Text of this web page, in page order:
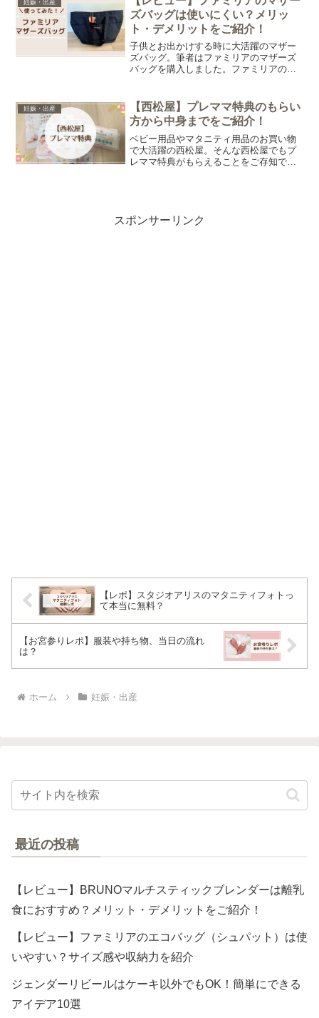
妊娠・出産
ズバッグは使いにくい？メリッ
ト・デメリットをご紹介！
子供とお出かけする時に大活躍のマザー
ズバッグ。筆者はファミリアのマザーズ
バッグを購入しました。ファミリアのマ
ではないでしょうか。そこで今回はファ
ミリアのマザーズバッグについてレビュ
ーします。
妊娠・出産
【西松屋】プレママ特典のもらい
方から中身までをご紹介！
ベビー用品やマタニティ用品のお買い物
で大活躍の西松屋。そんな西松屋でもプ
レママ特典がもらえることをご存知でし
スポンサーリンク
【レポ】スタジオアリスのマタニティフォトっ
て本当に無料？
【お宮参りレポ】服装や持ち物、当日の流れ
は？
ホーム 妊娠・出産
最近の投稿
【レビュー】BRUNOマルチスティックブレンダーは離乳
食におすすめ？メリット・デメリットをご紹介！
【レビュー】ファミリアのエコバッグ（シュパット）は使
いやすい？サイズ感や収納力を紹介
ジェンダーリビールはケーキ以外でもOK！簡単にできる
アイデア10選